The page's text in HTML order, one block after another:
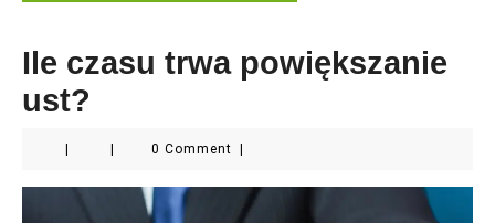
Ile czasu trwa powiększanie
ust?
0 Comment